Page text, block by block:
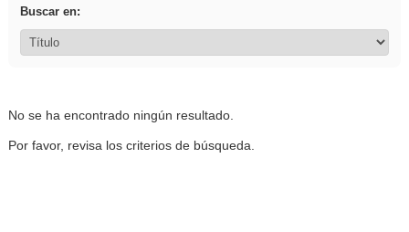
Buscar en:
No se ha encontrado ningún resultado.
Por favor, revisa los criterios de búsqueda.